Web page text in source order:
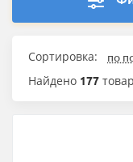
Сортировка: по
Найдено 177